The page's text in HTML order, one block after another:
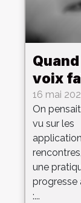
voix
battre
cœur :
sur
en
16 mai
On
vu sur les
une
progresse
:...